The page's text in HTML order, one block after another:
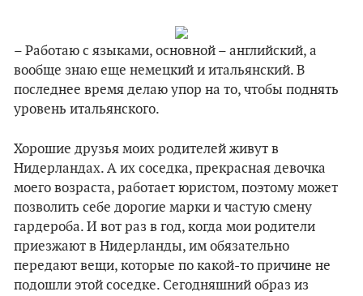
– Работаю с языками, основной – английский, а
вообще знаю еще немецкий и итальянский. В
последнее время делаю упор на то, чтобы поднять
уровень итальянского.
Хорошие друзья моих родителей живут в
Нидерландах. А их соседка, прекрасная девочка
моего возраста, работает юристом, поэтому может
позволить себе дорогие марки и частую смену
гардероба. И вот раз в год, когда мои родители
приезжают в Нидерланды, им обязательно
передают вещи, которые по какой-то причине не
подошли этой соседке. Сегодняшний образ из